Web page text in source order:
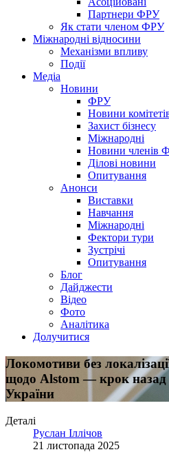
Партнери ФРУ
Як стати членом ФРУ
Міжнародні відносини
Механізми впливу
Події
Медіа
Новини
ФРУ
Новини
Захист бізнесу
Міжнародні
Новини членів
Ділові новини
Опитування
Анонси
Виставки
Навчання
Міжнародні
Фектори тури
Зустрічі
Опитування
Блог
Дайджести
Відео
Фото
Аналітика
Долучитися
Локомотиви без
щодо Alstom — крок назад
України
Деталі
Руслан Іллічов
21 листопада 2025